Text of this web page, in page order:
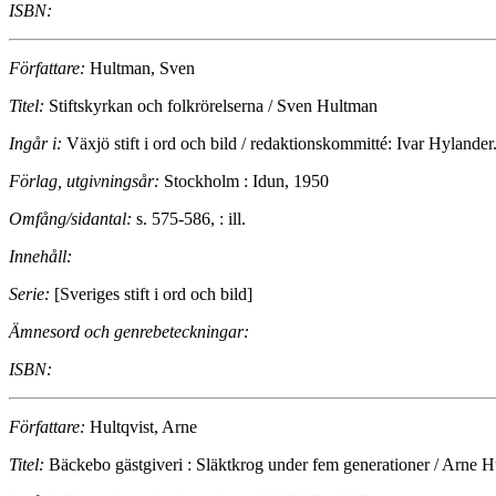
ISBN:
Författare: Hultman, Sven
Titel: Stiftskyrkan och folkrörelserna / Sven Hultman
Ingår i: Växjö stift i ord och bild / redaktionskommitté: Ivar
Förlag, utgivningsår: Stockholm : Idun, 1950
Omfång/sidantal: s. 575-586, : ill.
Innehåll:
Serie: [Sveriges stift i ord och bild]
Ämnesord och genrebeteckningar:
ISBN:
Författare: Hultqvist, Arne
Titel: Bäckebo gästgiveri : Släktkrog under fem generationer / Arne